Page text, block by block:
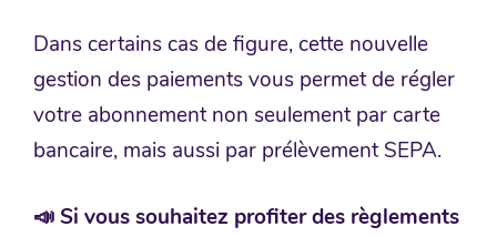
Dans certains cas de figure, cette nouvelle
gestion des paiements vous permet de régler
votre abonnement non seulement par carte
bancaire, mais aussi par prélèvement SEPA.
📣 Si vous souhaitez profiter des règlements